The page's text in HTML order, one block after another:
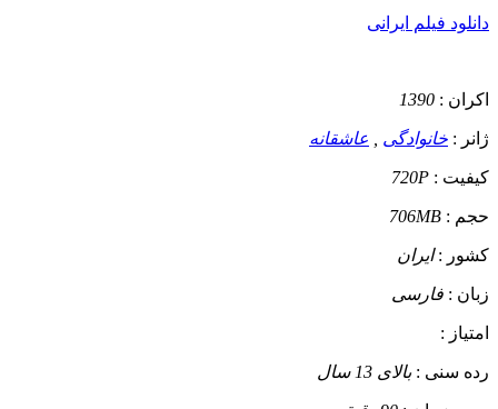
دانلود فیلم ایرانی
اکران : 1390
ژانر : خانوادگی عاشقانه
کیفیت : 720P
حجم : 706MB
کشور :ایران
زبان : فارسی
امتیاز :
رده سنی :بالای 13 سال